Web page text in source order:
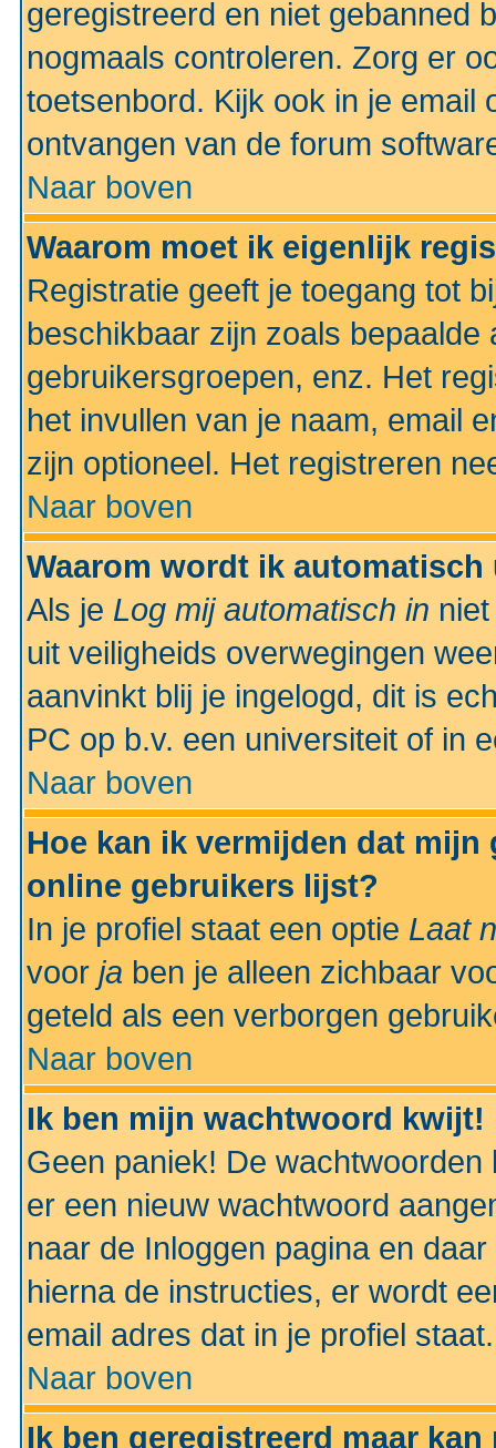
geregistreerd en niet gebanned
nogmaals controleren. Zorg er
toetsenbord. Kijk ook in je email
ontvangen van de forum
Naar boven
Waarom moet ik eigenlijk
Registratie geeft je toegang tot
beschikbaar zijn zoals
gebruikersgroepen, enz. Het
het invullen van je naam, email
zijn optioneel. Het registreren
Naar boven
Waarom wordt ik
Als je Log mij automatisch in
uit veiligheids overwegingen
aanvinkt blij je ingelogd, dit is
PC op b.v. een universiteit of in
Naar boven
Hoe kan ik vermijden dat
online gebruikers lijst?
In je profiel staat een optie Laat
voor ja ben je alleen zichbaar
geteld als een verborgen
Naar boven
Ik ben mijn wachtwoord kwijt!
Geen paniek! De
er een nieuw wachtwoord
naar de Inloggen pagina en
hierna de instructies, er wordt
email adres dat in je profiel staat.
Naar boven
Ik ben geregistreerd maar